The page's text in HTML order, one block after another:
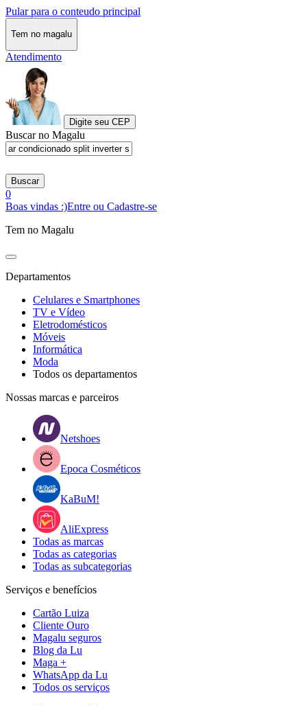
Pular para o conteudo principal
Tem no magalu
Atendimento
Digite seu CEP
Buscar no Magalu
Buscar
0
Boas vindas :)Entre ou Cadastre-se
Tem no Magalu
Departamentos
Celulares e Smartphones
TV e Vídeo
Eletrodomésticos
Móveis
Informática
Moda
Todos os departamentos
Nossas marcas e parceiros
Netshoes
Epoca Cosméticos
KaBuM!
AliExpress
Todas as marcas
Todas as categorias
Todas as subcategorias
Serviços e benefícios
Cartão Luiza
Cliente Ouro
Magalu seguros
Blog da Lu
Maga +
WhatsApp da Lu
Todos os serviços